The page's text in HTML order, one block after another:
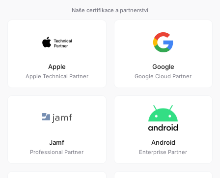
Naše certifikace a partnerství
Apple
Apple Technical Partner
Google
Google Cloud Partner
Jamf
Professional Partner
Android
Enterprise Partner